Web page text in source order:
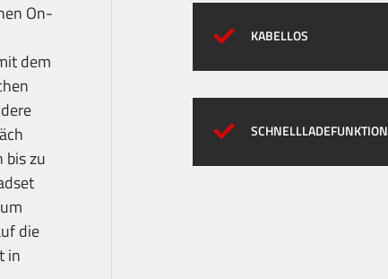
On-
dem
bis zu
die
in
KABELLOS
SCHNELLLADEFUNKTION